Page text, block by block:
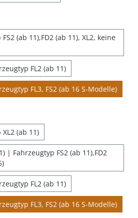
(ab 11),FD2 (ab 11), XL2, keine
FL2 (ab 11)
FL3, FS2 (ab 16 S-Modelle)
(ab 11)
| Fahrzeugtyp FS2 (ab 11),FD2
FL2 (ab 11)
FL3, FS2 (ab 16 S-Modelle)